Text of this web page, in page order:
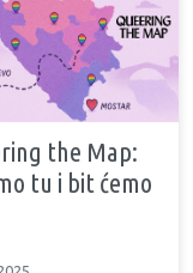
the Map:
tu i bit ćemo